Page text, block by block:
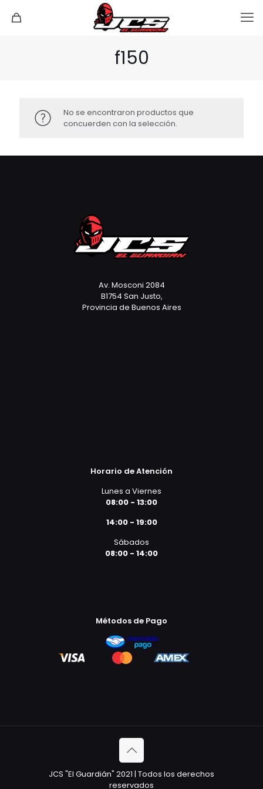
f150
No se encontraron productos que
concuerden con la selección.
Av. Mosconi 2084
B1754 San Justo,
Provincia de Buenos Aires
Horario de Atención
Lunes a Viernes
08:00 - 13:00
14:00 - 19:00
Sábados
08:00 - 14:00
Métodos de Pago
JCS "El Guardián" 2021 | Todos los derechos
reservados